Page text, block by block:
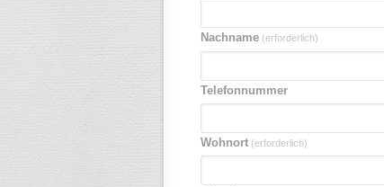
Nachname (erforderlich)
Telefonnummer
Wohnort (erforderlich)